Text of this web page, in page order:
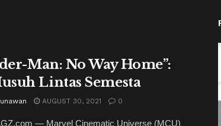
Man: No Way Home”:
Lintas Semesta
AUGUST 30, 2021 0
— Marvel Cinematic Universe (MCU)